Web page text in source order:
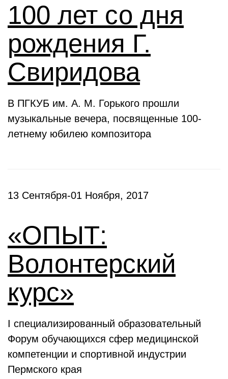
100 лет со дня
рождения Г.
Свиридова
В ПГКУБ им. А. М. Горького прошли
музыкальные вечера, посвященные 100-
летнему юбилею композитора
13 Сентября-01 Ноября, 2017
«ОПЫТ:
Волонтерский
курс»
I специализированный образовательный
Форум обучающихся сфер медицинской
компетенции и спортивной индустрии
Пермского края